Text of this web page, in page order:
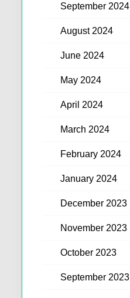
September 2024
August 2024
June 2024
May 2024
April 2024
March 2024
February 2024
January 2024
December 2023
November 2023
October 2023
September 2023